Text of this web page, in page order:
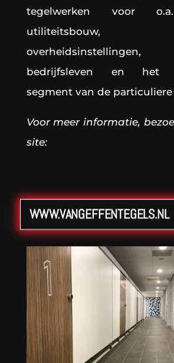
tegelwerken voor
utiliteitsbouw,
bedrijfsleven en het
segment van de
Voor meer informatie,
site:
WWW.VANGEFFENTEGELS.NL